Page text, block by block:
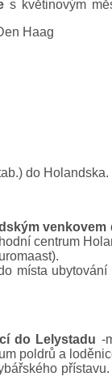
s květinovým
Haag
do Holandska.
venkovem
centrum
místa ubytování
do Lelystadu -
poldrů a
přístavu.